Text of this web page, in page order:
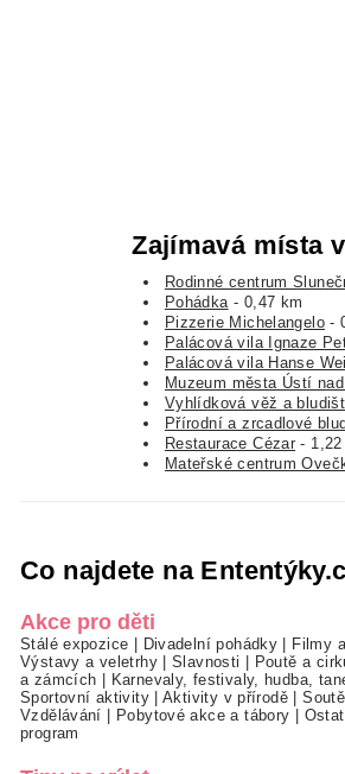
Zajímavá místa
Rodinné centrum
Pohádka - 0,47 km
Pizzerie Michelangelo -
Palácová vila Ignaze
Palácová vila Hanse
Muzeum města Ústí
Vyhlídková věž a
Přírodní a zrcadlové
Restaurace Cézar -
Mateřské centrum
Co najdete na
Akce pro děti
Stálé expozice Divadelní pohádky Filmy
Výstavy a veletrhy|Slavnosti Poutě a
a zámcích
Karnevaly, festivaly, hudba,
Sportovní aktivity|Aktivity v přírodě |
Vzdělávání
Pobytové akce a tábory
program